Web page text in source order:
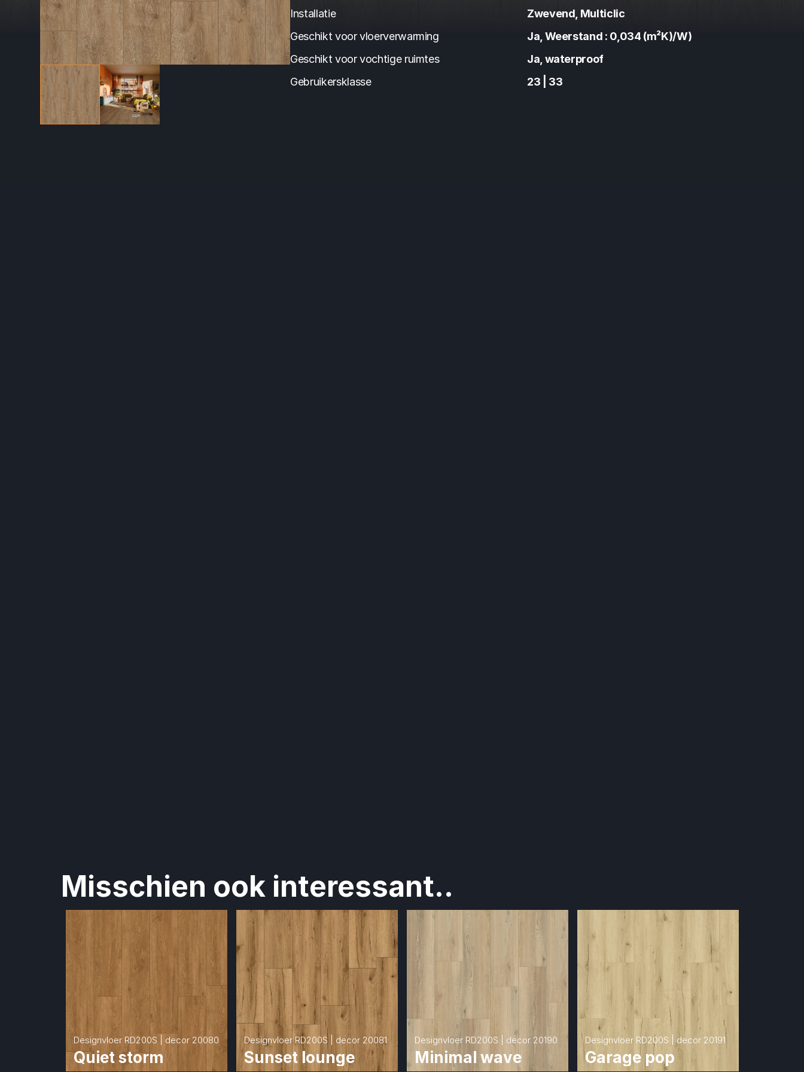
Installatie
Zwevend, Multiclic
Geschikt voor vloerverwarming
Ja, Weerstand : 0,034 (m²K)/W)
Geschikt voor vochtige ruimtes
Ja, waterproof
Gebruikersklasse
23 | 33
Misschien ook interessant..
Designvloer RD200S | decor 20080
Quiet storm
Designvloer RD200S | decor 20081
Sunset lounge
Designvloer RD200S | decor 20190
Minimal wave
Designvloer RD200S | decor 20191
Garage pop